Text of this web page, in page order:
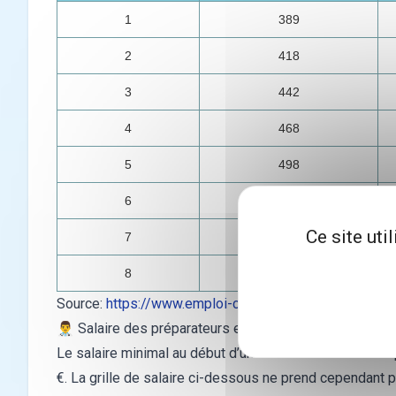
1 389
2 418
3 442
4 468
5 498
6
7
8
Source: https://www.emploi-collectivites.fr
👨‍⚕️ Salaire des préparateurs en pharmacie
Le salaire minimal au début d’une carrière en classe
€. La grille de salaire ci-dessous ne prend cependant
Ce site